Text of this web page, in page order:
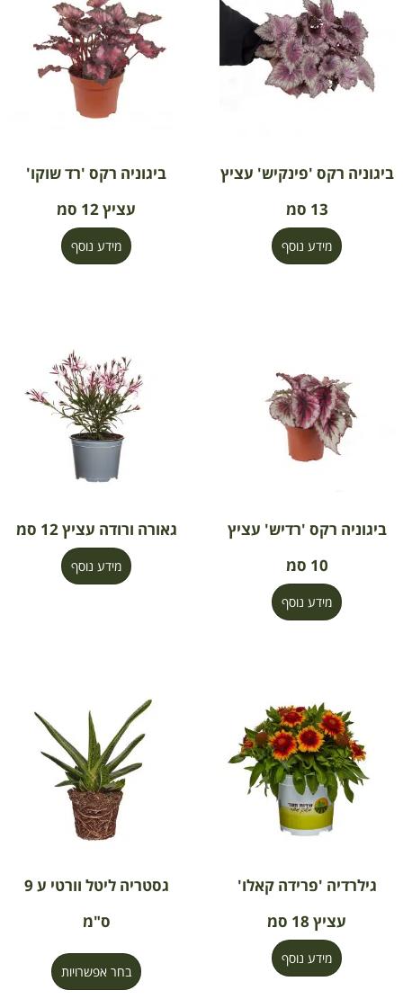
ביגוניה רקס 'פינקיש' עציץ
13 סמ
מידע נוסף
ביגוניה רקס 'רד שוקו'
עציץ 12 סמ
מידע נוסף
ביגוניה רקס 'רדיש' עציץ
10 סמ
מידע נוסף
גאורה ורודה עציץ 12 סמ
מידע נוסף
גילרדיה 'פרידה קאלו'
עציץ 18 סמ
מידע נוסף
גסטריה ליטל וורטי ע 9
ס"מ
בחר אפשרויות